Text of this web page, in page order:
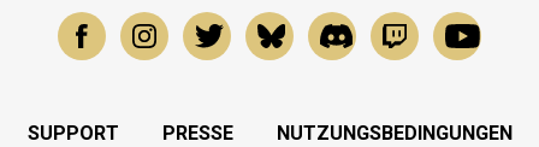
SUPPORT PRESSE
NUTZUNGSBEDINGUNGEN